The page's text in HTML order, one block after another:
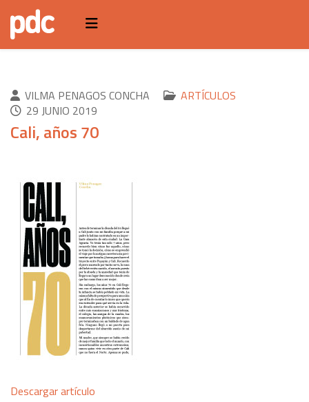
VILMA PENAGOS CONCHA
ARTÍCULOS
29 JUNIO 2019
Cali, años 70
Descargar artículo